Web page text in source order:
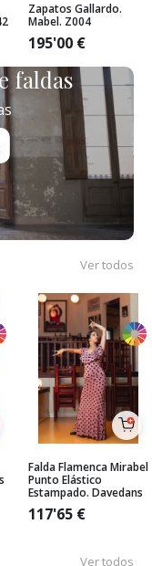
Zapatos Gallardo.
Mabel. Z004
195'00 €
faldas
Ver todos
Falda Flamenca Mirabel
Punto Elástico
Estampado. Davedans
117'65 €
Ver todos